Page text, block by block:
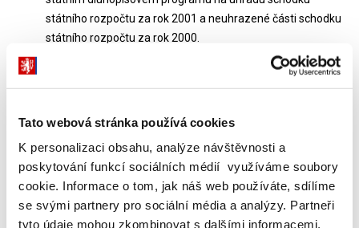
Tato webová stránka používá cookies
K personalizaci obsahu, analýze návštěvnosti a
poskytování funkcí sociálních médií využíváme soubory
cookie. Informace o tom, jak náš web používáte, sdílíme
se svými partnery pro sociální média a analýzy. Partneři
tyto údaje mohou zkombinovat s dalšími informacemi,
státního rozpočtu za rok 2001 a neuhrazené části schodku
státního rozpočtu za rok 2000.
Dluhopisy znějí na doručitele a jsou vydávány v
zaknihované podobě. Evidenci majitelů vede Středisko
Dluhopisy mohou nabývat právnické a fyzické osoby se
sídlem nebo bydlištěm na území České republiky i v
zahraničí. Repatriace výnosů a splacené jmenovité
hodnoty do zahraničí budou prováděny dle právních
předpisů České republiky.
Emitent předloží návrh na registraci dluhopisů na hlavním